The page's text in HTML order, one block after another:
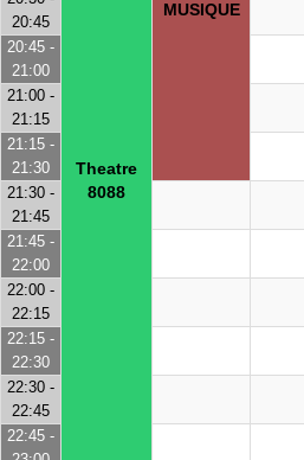
MUSIQUE
Theatre
8088
20:45
20:45 -
21:00
21:00 -
21:15
21:15 -
21:30
21:30 -
21:45
21:45 -
22:00
22:00 -
22:15
22:15 -
22:30
22:30 -
22:45
22:45 -